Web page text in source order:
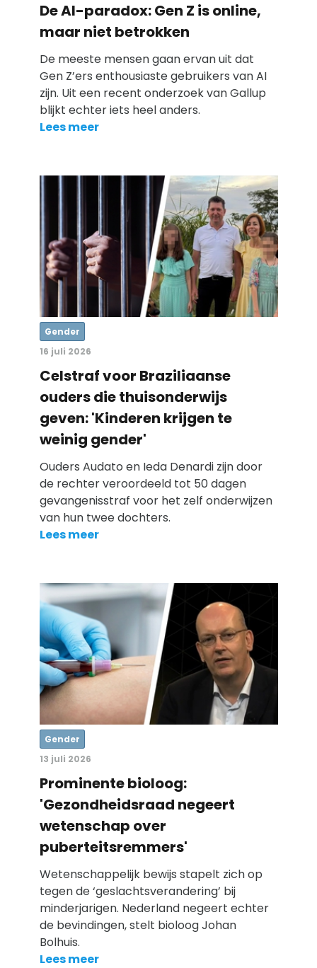
De AI-paradox: Gen Z is online,
maar niet betrokken
De meeste mensen gaan ervan uit dat
Gen Z’ers enthousiaste gebruikers van AI
zijn. Uit een recent onderzoek van Gallup
blijkt echter iets heel anders.
Lees meer
Gender
16 juli 2026
Celstraf voor Braziliaanse
ouders die thuisonderwijs
geven: 'Kinderen krijgen te
weinig gender'
Ouders Audato en Ieda Denardi zijn door
de rechter veroordeeld tot 50 dagen
gevangenisstraf voor het zelf onderwijzen
van hun twee dochters.
Lees meer
Gender
13 juli 2026
Prominente bioloog:
'Gezondheidsraad negeert
wetenschap over
puberteitsremmers'
Wetenschappelijk bewijs stapelt zich op
tegen de ‘geslachtsverandering’ bij
minderjarigen. Nederland negeert echter
de bevindingen, stelt bioloog Johan
Bolhuis.
Lees meer